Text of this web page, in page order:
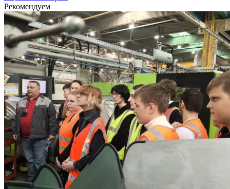
Рекомендуем